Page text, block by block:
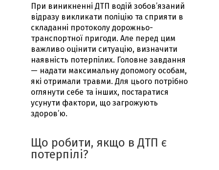
При виникненні ДТП водій зобов’язаний
відразу викликати поліцію та сприяти в
складанні протоколу дорожньо-
транспортної пригоди. Але перед цим
важливо оцінити ситуацію, визначити
наявність потерпілих. Головне завдання
— надати максимальну допомогу особам,
які отримали травми. Для цього потрібно
оглянути себе та інших, постаратися
усунути фактори, що загрожують
здоров’ю.
Що робити, якщо в ДТП є
потерпілі?